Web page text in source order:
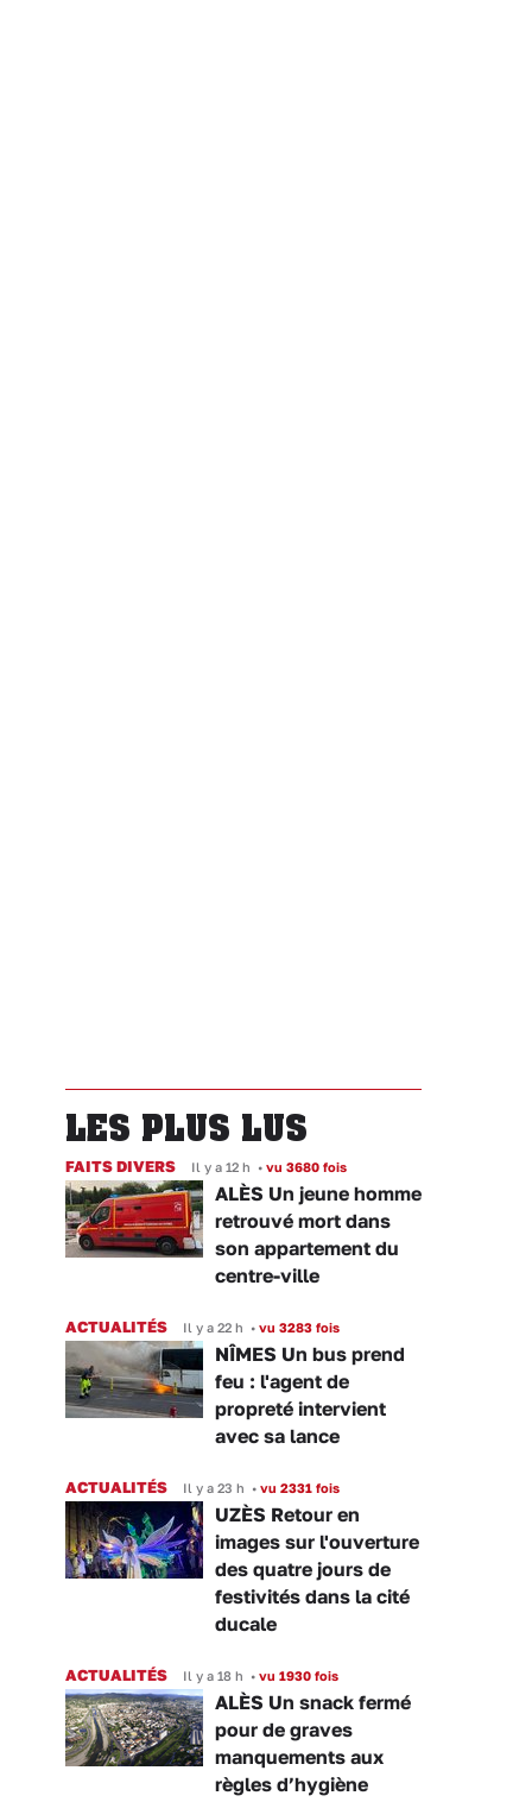
LES PLUS LUS
FAITS DIVERS Il y a 12 h • vu 3680 fois
ALÈS Un jeune homme
retrouvé mort dans
son appartement du
centre-ville
ACTUALITÉS Il y a 22 h • vu 3283 fois
NÎMES Un bus prend
feu : l'agent de
propreté intervient
avec sa lance
ACTUALITÉS Il y a 23 h • vu 2331 fois
UZÈS Retour en
images sur l'ouverture
des quatre jours de
festivités dans la cité
ducale
ACTUALITÉS Il y a 18 h • vu 1930 fois
ALÈS Un snack fermé
pour de graves
manquements aux
règles d’hygiène